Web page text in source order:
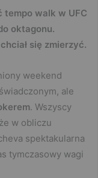
tempo walk w UFC
oktagonu.
się zmierzyć.
weekend
ale
. Wszyscy
w obliczu
spektakularna
tymczasowy wagi